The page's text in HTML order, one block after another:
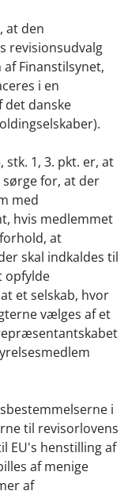
at den
revisionsudvalg
Finanstilsynet,
i en
det danske
1, 3. pkt. er, at
for, at der
med
hvis medlemmet
at
skal indkaldes til
opfylde
et selskab, hvor
vælges af et
i
til revisorlovens
EU's henstilling af
af menige
af